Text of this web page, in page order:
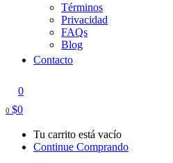
Términos
Privacidad
FAQs
Blog
Contacto
0
0 $0
Tu carrito está vacío
Continue Comprando